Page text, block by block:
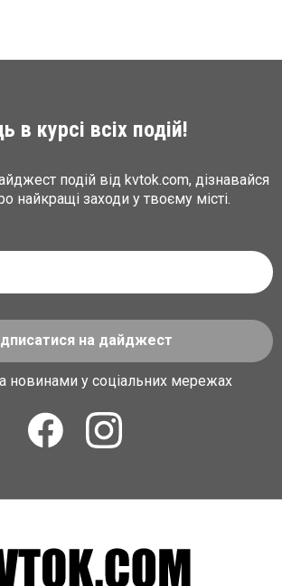
в курсі всіх подій!
подій від kvtok.com, дізнавайся
найкращі заходи у твоєму місті.
на дайджест
новинами у соціальних мережах